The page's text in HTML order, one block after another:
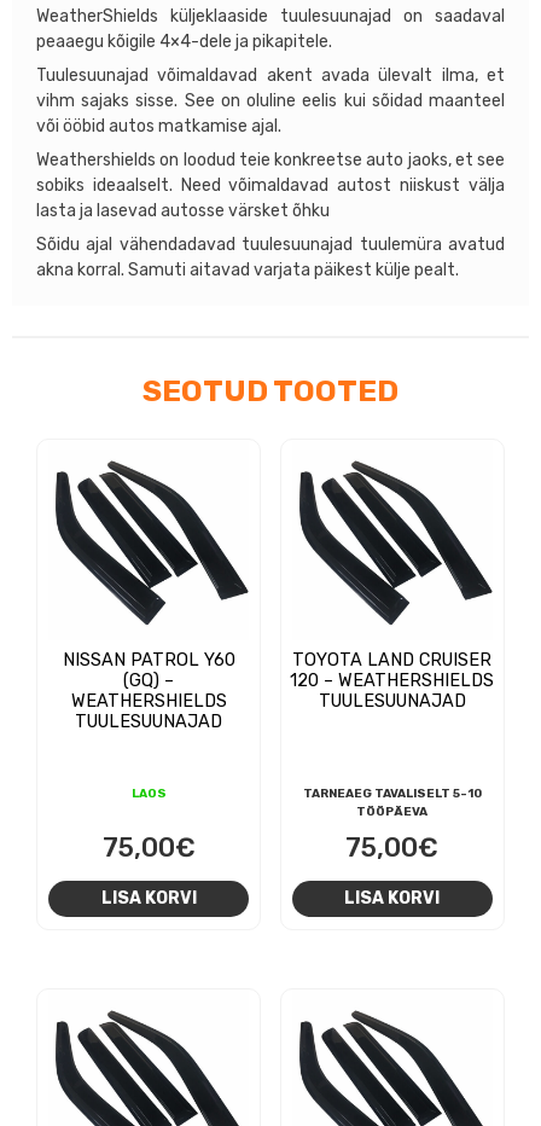
kogus
WeatherShields küljeklaaside tuulesuunajad on saadaval
peaaegu kõigile 4×4-dele ja pikapitele.
Tuulesuunajad võimaldavad akent avada ülevalt ilma, et
vihm sajaks sisse. See on oluline eelis kui sõidad maanteel
või ööbid autos matkamise ajal.
Weathershields on loodud teie konkreetse auto jaoks, et see
sobiks ideaalselt. Need võimaldavad autost niiskust välja
lasta ja lasevad autosse värsket õhku
Sõidu ajal vähendadavad tuulesuunajad tuulemüra avatud
akna korral. Samuti aitavad varjata päikest külje pealt.
SEOTUD TOOTED
NISSAN PATROL Y60
(GQ) –
WEATHERSHIELDS
TUULESUUNAJAD
LAOS
75,00€
LISA KORVI
TOYOTA LAND CRUISER
120 – WEATHERSHIELDS
TUULESUUNAJAD
TARNEAEG TAVALISELT 5-10
TÖÖPÄEVA
75,00€
LISA KORVI